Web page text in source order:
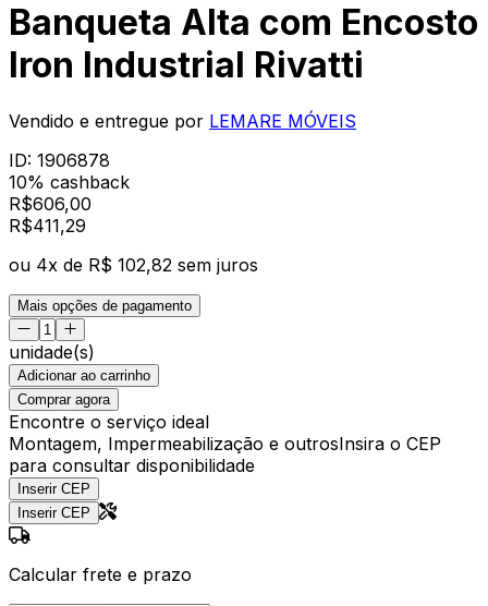
Banqueta Alta com Encosto
Iron Industrial Rivatti
Vendido e entregue por LEMARE MÓVEIS
ID: 1906878
10% cashback
R$606,00
R$411,29
ou 4x de R$ 102,82 sem juros
Mais opções de pagamento
unidade(s)
Adicionar ao carrinho
Comprar agora
Encontre o serviço ideal
Montagem, Impermeabilização e outrosInsira o CEP
para consultar disponibilidade
Inserir CEP
Inserir CEP
Calcular frete e prazo